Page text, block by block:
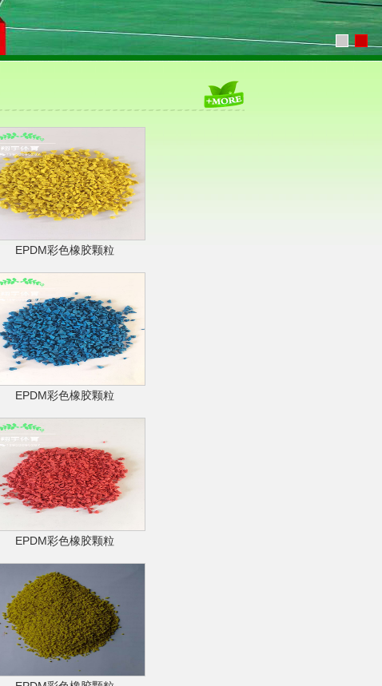
EPDM彩色橡胶颗粒
EPDM彩色橡胶颗粒
EPDM彩色橡胶颗粒